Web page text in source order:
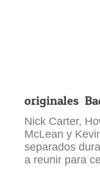
originales
Nick Carter,
McLean y
separados
a reunir para